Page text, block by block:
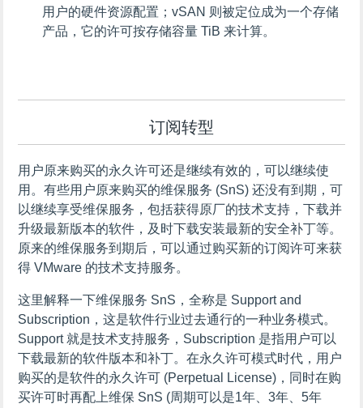
用户的硬件资源配置；vSAN 则被定位成为一个存储
产品，它的许可按存储容量 TiB 来计算。
订阅转型
用户原来购买的永久许可还是继续有效的，可以继续使
用。有些用户原来购买的维保服务 (SnS) 还没有到期，可
以继续享受维保服务，包括获得原厂的技术支持，下载并
升级最新版本的软件，及时下载安装最新的安全补丁等。
原来的维保服务到期后，可以通过购买新的订阅许可来获
得 VMware 的技术支持服务。
这里解释一下维保服务 SnS，全称是 Support and
Subscription，这是软件行业过去通行的一种业务模式。
Support 就是技术支持服务，Subscription 是指用户可以
下载最新的软件版本和补丁。在永久许可模式时代，用户
购买的是软件的永久许可 (Perpetual License)，同时在购
买许可时再配上维保 SnS (周期可以是1年、3年、5年